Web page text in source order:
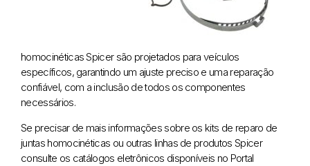
homocinéticas Spicer são projetados para veículos
específicos, garantindo um ajuste preciso e uma reparação
confiável, com a inclusão de todos os componentes
necessários.
Se precisar de mais informações sobre os kits de reparo de
juntas homocinéticas ou outras linhas de produtos Spicer
consulte os catálogos eletrônicos disponíveis no Portal